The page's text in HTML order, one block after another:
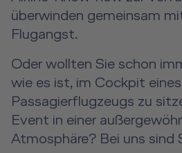
überwinden gemeinsam
Flugangst.
Oder wollten Sie schon
wie es ist, im Cockpit
Passagierflugzeugs zu
Event in einer
Atmosphäre? Bei uns sind